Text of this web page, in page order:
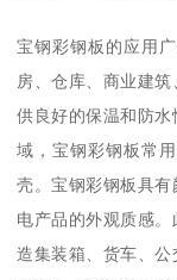
宝钢彩钢板的应用
房、仓库、商业建
供良好的保温和防
域，宝钢彩钢板常
壳。宝钢彩钢板具
电产品的外观质感
造集装箱、货车、